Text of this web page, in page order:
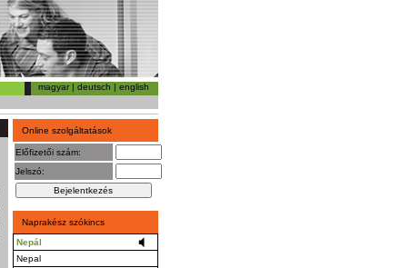
magyar| deutsch | english
Online szolgáltatások
Előfizetői szám:
Jelszó:
Naprakész szókincs
Nepál
Nepal